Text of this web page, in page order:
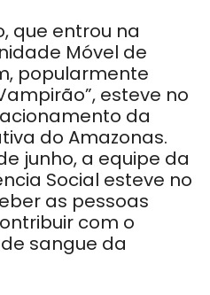
que entrou na
Móvel de
popularmente
esteve no
da
do Amazonas.
de junho, a equipe da
Social esteve no
as pessoas
com o
sangue da